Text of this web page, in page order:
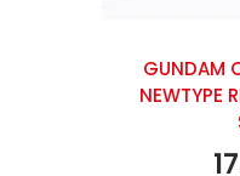
GUNDAM
NEWTYPE